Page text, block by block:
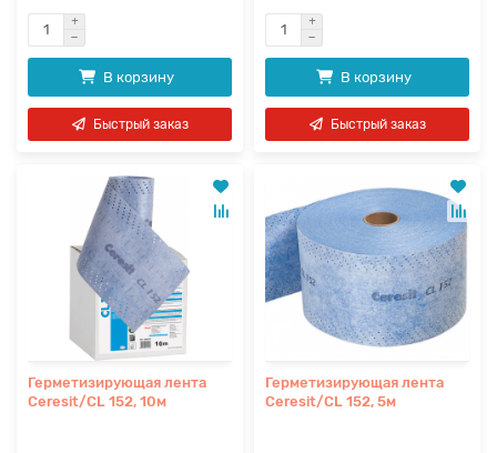
В корзину
Быстрый заказ
В корзину
Быстрый заказ
Герметизирующая лента
Ceresit/CL 152, 10м
Герметизирующая лента
Ceresit/CL 152, 5м